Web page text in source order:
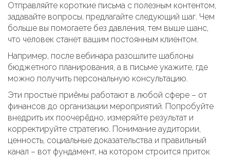
Отправляйте короткие письма с полезным контентом,
задавайте вопросы, предлагайте следующий шаг. Чем
больше вы помогаете без давления, тем выше шанс,
что человек станет вашим постоянным клиентом.
Например, после вебинара разошлите шаблоны
бюджетного планирования, а в письме укажите, где
можно получить персональную консультацию.
Эти простые приёмы работают в любой сфере – от
финансов до организации мероприятий. Попробуйте
внедрить их поочерёдно, измеряйте результат и
корректируйте стратегию. Понимание аудитории,
ценность, социальные доказательства и правильный
канал – вот фундамент, на котором строится приток